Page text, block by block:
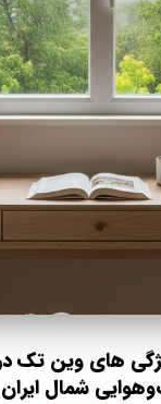
های وین تک
شمال ایران